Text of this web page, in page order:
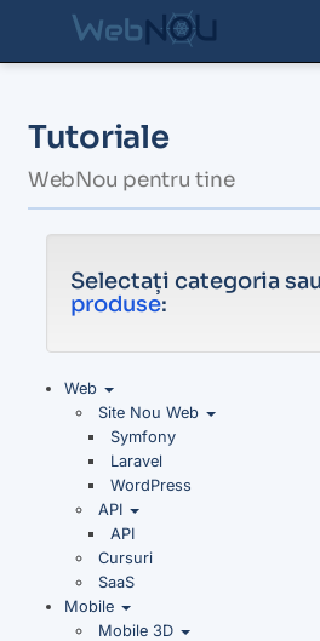
Tutoriale
WebNou pentru tine
Selectați categoria
produse:
Web
Site Nou Web
Symfony
Laravel
WordPress
API
API
Cursuri
SaaS
Mobile
Mobile 3D